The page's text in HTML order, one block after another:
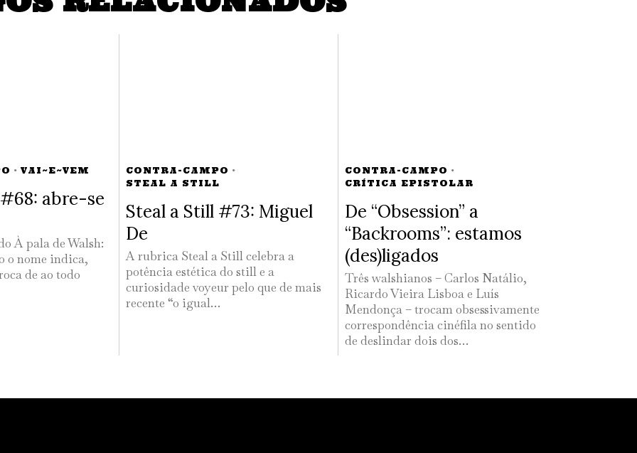
· VAI~E~VEM
abre-se
À pala de Walsh:
o nome indica,
de ao todo
CONTRA-CAMPO ·
STEAL A STILL
Steal a Still #73: Miguel
De
A rubrica Steal a Still celebra a
potência estética do still e a
curiosidade voyeur pelo que de mais
recente “o igual…
CONTRA-CAMPO ·
CRÍTICA EPISTOLAR
De “Obsession” a
“Backrooms”: estamos
(des)ligados
Três walshianos – Carlos Natálio,
Ricardo Vieira Lisboa e Luís
Mendonça – trocam obsessivamente
correspondência cinéfila no sentido
de deslindar dois dos…